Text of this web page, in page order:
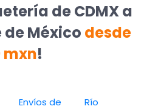
de CDMX a
México desde
mxn!
Envíos de
Río